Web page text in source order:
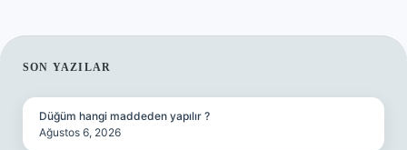
SIDEBAR
SON YAZILAR
Düğüm hangi maddeden yapılır ?
Ağustos 6, 2026